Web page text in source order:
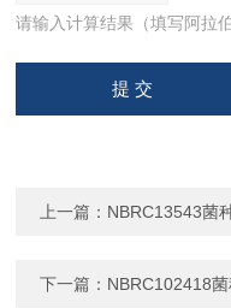
请输入计算结果（填写阿拉
上一篇： NBRC13543菌
下一篇： NBRC102418